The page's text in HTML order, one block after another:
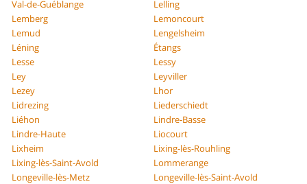
Val-de-Guéblange
Lelling
Lemberg
Lemoncourt
Lemud
Lengelsheim
Léning
Étangs
Lesse
Lessy
Ley
Leyviller
Lezey
Lhor
Lidrezing
Liederschiedt
Liéhon
Lindre-Basse
Lindre-Haute
Liocourt
Lixheim
Lixing-lès-Rouhling
Lixing-lès-Saint-Avold
Lommerange
Longeville-lès-Metz
Longeville-lès-Saint-Avold